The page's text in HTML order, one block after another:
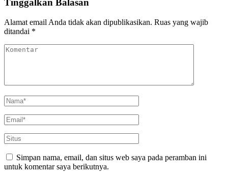
Tinggalkan Balasan
Alamat email Anda tidak akan dipublikasikan. Ruas yang wajib
ditandai *
Simpan nama, email, dan situs web saya pada peramban ini
untuk komentar saya berikutnya.